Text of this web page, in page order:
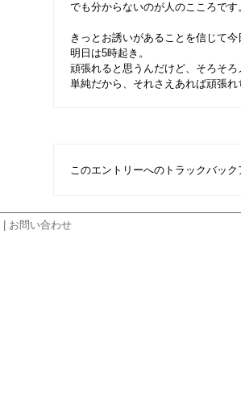
でも分からないのが人のこころです
きっとお誘いがあることを信じて今
明日は5時起き。
頑張れると思うんだけど、そろそろ
単純だから、それさえあれば頑張れ
このエントリーへのトラックバック
お問い合わせ